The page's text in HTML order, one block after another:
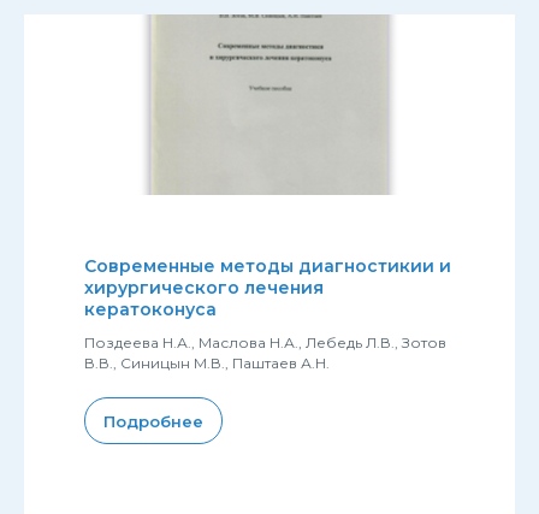
Современные методы диагностикии и
хирургического лечения
кератоконуса
Поздеева Н.А., Маслова Н.А., Лебедь Л.В., Зотов
В.В., Синицын М.В., Паштаев А.Н.
Подробнее